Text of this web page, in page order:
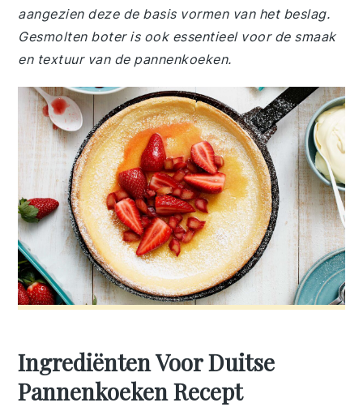
aangezien deze de basis vormen van het beslag.
Gesmolten boter is ook essentieel voor de smaak
en textuur van de pannenkoeken.
Ingrediënten Voor Duitse
Pannenkoeken Recept